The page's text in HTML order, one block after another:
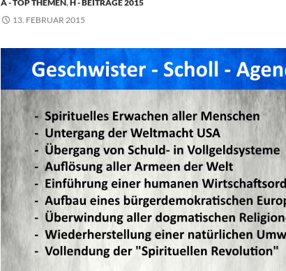
A - TOP THEMEN,H - BEITRÄGE 2015
13. FEBRUAR 2015